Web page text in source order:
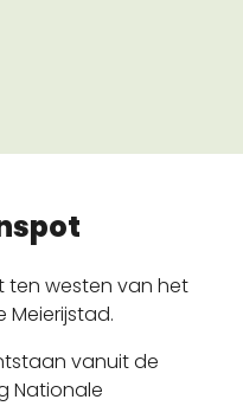
ten westen van het
Meierijstad.
vanuit de
Nationale